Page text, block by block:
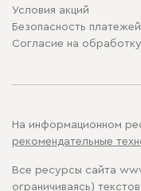
Условия акций
Безопасность платежей
Cогласие на
На информационном
рекомендательные
Все ресурсы сайта
ограничиваясь)